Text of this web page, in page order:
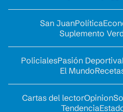
San JuanPolítica
Suplemento
PolicialesPasión Deportiva
El Mundo
Cartas del lectorOpinion
Tendencia